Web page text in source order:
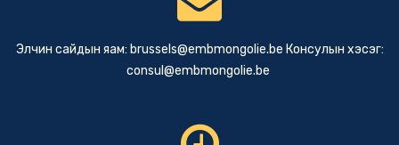
Элчин сайдын яам: brussels@embmongolie.be Консулын хэсэг:
consul@embmongolie.be